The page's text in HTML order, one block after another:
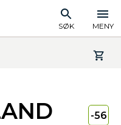
SØK MENY
-56